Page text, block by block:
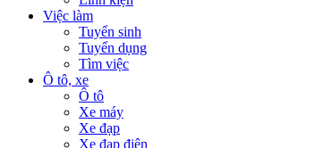
Việc làm
Tuyển sinh
Tuyển dụng
Tìm việc
Ô tô, xe
Ô tô
Xe máy
Xe đạp
Xe đạp điện